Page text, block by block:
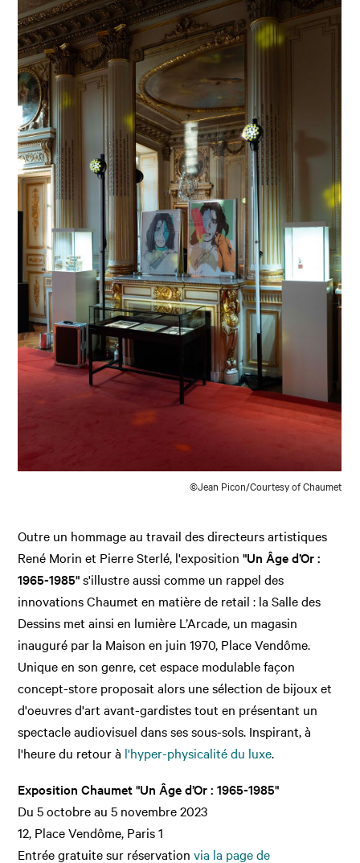
©Jean Picon/Courtesy of Chaumet
Outre un hommage au travail des directeurs artistiques
René Morin et Pierre Sterlé, l'exposition"Un Âge d’Or :
1965-1985"s'illustre aussi comme un rappel des
innovations Chaumet en matière de retail : la Salle des
Dessins met ainsi en lumière L’Arcade, un magasin
inauguré par la Maison en juin 1970, Place Vendôme.
Unique en son genre, cet espace modulable façon
concept-store proposait alors une sélection de bijoux et
d'oeuvres d'art avant-gardistes tout en présentant un
spectacle audiovisuel dans ses sous-sols. Inspirant, à
l'heure du retour à l'hyper-physicalité du luxe.
Exposition Chaumet "Un Âge d’Or : 1965-1985"
Du 5 octobre au 5 novembre 2023
12, Place Vendôme, Paris 1
Entrée gratuite sur réservationvia la page de